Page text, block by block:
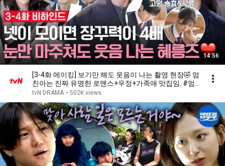
14:56
[3-4화 메이킹] 보기만 해도 웃음이 나는 촬영 현장🤣 엄
친아는 진짜 유명한 로맨스+우정+가족애 맛집임. #엄
마친구아들 EP.4
tvN DRAMA • 502K views